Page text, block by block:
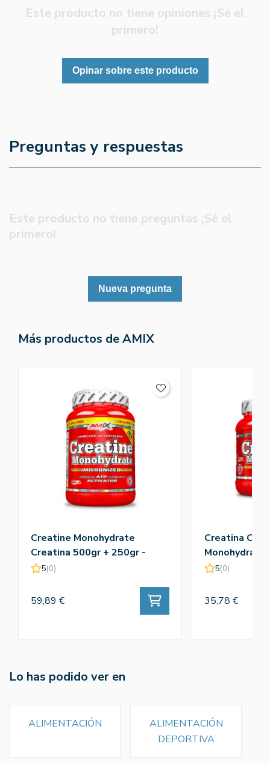
Este producto no tiene opiniones ¡Sé el
primero!
Opinar sobre este producto
Preguntas y respuestas
Este producto no tiene preguntas ¡Sé el
primero!
Nueva pregunta
Más productos de AMIX
Creatine Monohydrate
Creatina 500gr + 250gr -
Amix
5(0)
59,89 €
Creatina
Monohydrate
5(0)
35,78 €
Lo has podido ver en
ALIMENTACIÓN
ALIMENTACIÓN
DEPORTIVA